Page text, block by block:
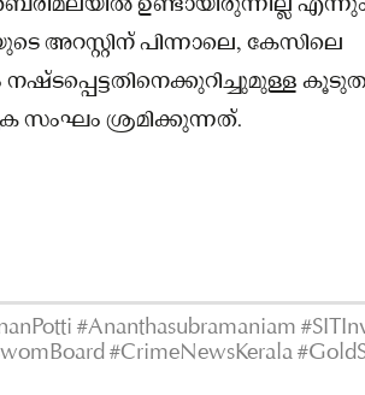
ഉണ്ടായിരുന്നില്ല
അറസ്റ്റിന് പിന്നാലെ, കേസിലെ
സംഘം ശ്രമിക്കുന്നത്.
#Ananthasubramaniam
#CrimeNewsKerala